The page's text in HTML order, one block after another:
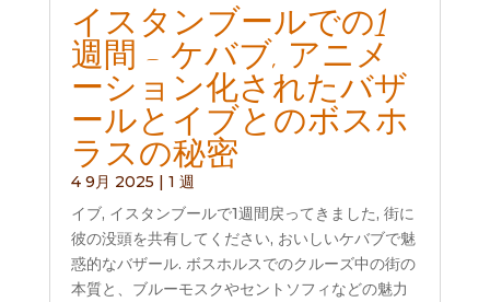
イスタンブールでの1
週間 - ケバブ, アニメ
ーション化されたバザ
ールとイブとのボスホ
ラスの秘密
4 9月 2025 | 1 週
イブ, イスタンブールで1週間戻ってきました, 街に
彼の没頭を共有してください, おいしいケバブで魅
惑的なバザール. ボスホルスでのクルーズ中の街の
本質と、ブルーモスクやセントソフィなどの魅力